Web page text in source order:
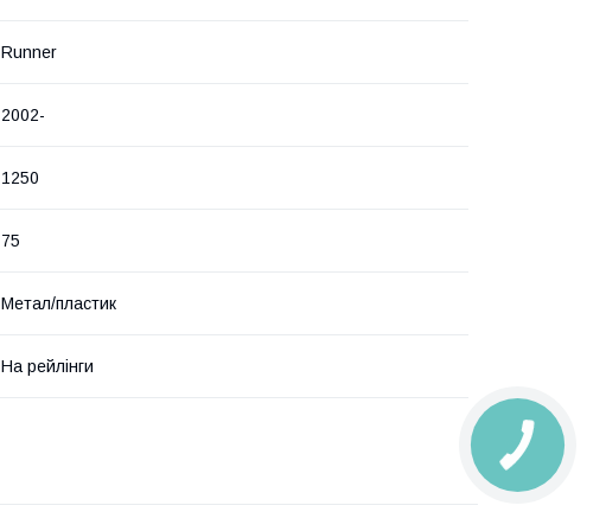
Runner
2002-
1250
75
Метал/пластик
На рейлінги